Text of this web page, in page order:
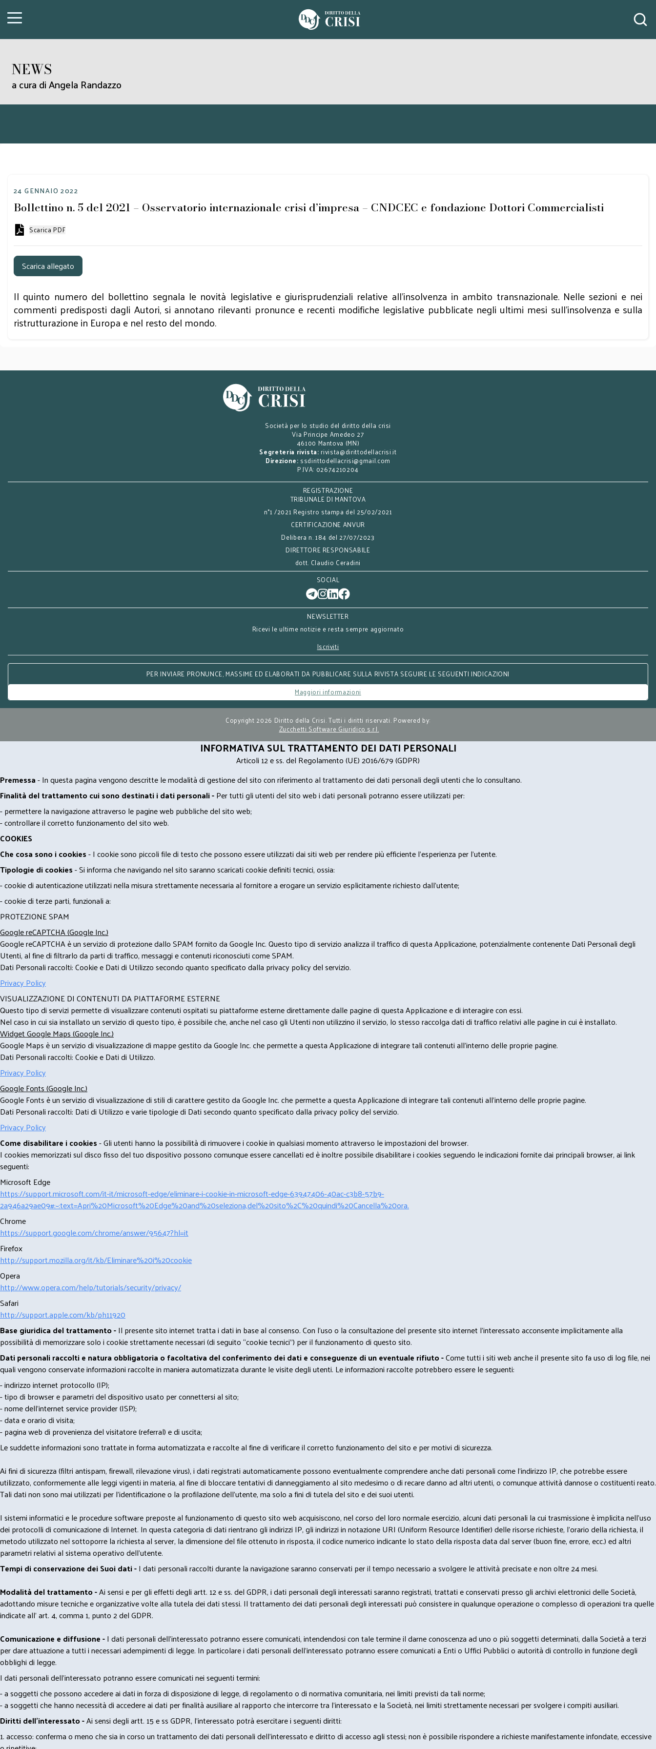
NEWS
a cura di Angela Randazzo
24 GENNAIO 2022
Bollettino n. 5 del 2021 – Osservatorio internazionale crisi d’impresa – CNDCEC e fondazione Dottori Commercialisti
Scarica PDF
Scarica allegato
Il quinto numero del bollettino segnala le novità legislative e giurisprudenziali relative all’insolvenza in ambito transnazionale. Nelle sezioni e nei
commenti predisposti dagli Autori, si annotano rilevanti pronunce e recenti modifiche legislative pubblicate negli ultimi mesi sull’insolvenza e sulla
ristrutturazione in Europa e nel resto del mondo.
Società per lo studio del diritto della crisi
Via Principe Amedeo 27
46100 Mantova (MN)
Segreteria rivista: rivista@dirittodellacrisi.it
Direzione: ssdirittodellacrisi@gmail.com
P.IVA: 02674210204
REGISTRAZIONE
TRIBUNALE DI MANTOVA
n°1 /2021 Registro stampa del 25/02/2021
CERTIFICAZIONE ANVUR
Delibera n. 184 del 27/07/2023
DIRETTORE RESPONSABILE
dott. Claudio Ceradini
SOCIAL
NEWSLETTER
Ricevi le ultime notizie e resta sempre aggiornato
Iscriviti
PER INVIARE PRONUNCE, MASSIME ED ELABORATI DA PUBBLICARE SULLA RIVISTA SEGUIRE LE SEGUENTI INDICAZIONI
Maggiori informazioni
Copyright 2026 Diritto della Crisi. Tutti i diritti riservati. Powered by:
Zucchetti Software Giuridico s.r.l.
INFORMATIVA SUL TRATTAMENTO DEI DATI PERSONALI
Articoli 12 e ss. del Regolamento (UE) 2016/679 (GDPR)
Premessa- In questa pagina vengono descritte le modalità di gestione del sito con riferimento al trattamento dei dati personali degli utenti che lo consultano.
Finalità del trattamento cui sono destinati i dati personali -Per tutti gli utenti del sito web i dati personali potranno essere utilizzati per:
- permettere la navigazione attraverso le pagine web pubbliche del sito web;
- controllare il corretto funzionamento del sito web.
COOKIES
Che cosa sono i cookies- I cookie sono piccoli file di testo che possono essere utilizzati dai siti web per rendere più efficiente l'esperienza per l'utente.
Tipologie di cookies- Si informa che navigando nel sito saranno scaricati cookie definiti tecnici, ossia:
- cookie di autenticazione utilizzati nella misura strettamente necessaria al fornitore a erogare un servizio esplicitamente richiesto dall'utente;
- cookie di terze parti, funzionali a:
PROTEZIONE SPAM
Google reCAPTCHA (Google Inc.)
Google reCAPTCHA è un servizio di protezione dallo SPAM fornito da Google Inc. Questo tipo di servizio analizza il traffico di questa Applicazione, potenzialmente contenente Dati Personali degli
Utenti, al fine di filtrarlo da parti di traffico, messaggi e contenuti riconosciuti come SPAM.
Dati Personali raccolti: Cookie e Dati di Utilizzo secondo quanto specificato dalla privacy policy del servizio.
Privacy Policy
VISUALIZZAZIONE DI CONTENUTI DA PIATTAFORME ESTERNE
Questo tipo di servizi permette di visualizzare contenuti ospitati su piattaforme esterne direttamente dalle pagine di questa Applicazione e di interagire con essi.
Nel caso in cui sia installato un servizio di questo tipo, è possibile che, anche nel caso gli Utenti non utilizzino il servizio, lo stesso raccolga dati di traffico relativi alle pagine in cui è installato.
Widget Google Maps (Google Inc.)
Google Maps è un servizio di visualizzazione di mappe gestito da Google Inc. che permette a questa Applicazione di integrare tali contenuti all'interno delle proprie pagine.
Dati Personali raccolti: Cookie e Dati di Utilizzo.
Privacy Policy
Google Fonts (Google Inc.)
Google Fonts è un servizio di visualizzazione di stili di carattere gestito da Google Inc. che permette a questa Applicazione di integrare tali contenuti all'interno delle proprie pagine.
Dati Personali raccolti: Dati di Utilizzo e varie tipologie di Dati secondo quanto specificato dalla privacy policy del servizio.
Privacy Policy
Come disabilitare i cookies- Gli utenti hanno la possibilità di rimuovere i cookie in qualsiasi momento attraverso le impostazioni del browser.
I cookies memorizzati sul disco fisso del tuo dispositivo possono comunque essere cancellati ed è inoltre possibile disabilitare i cookies seguendo le indicazioni fornite dai principali browser, ai link
seguenti:
Microsoft Edge
https://support.microsoft.com/it-it/microsoft-edge/eliminare-i-cookie-in-microsoft-edge-63947406-40ac-c3b8-57b9-
2a946a29ae09#:~:text=Apri%20Microsoft%20Edge%20and%20seleziona,del%20sito%2C%20quindi%20Cancella%20ora.
Chrome
https://support.google.com/chrome/answer/95647?hl=it
Firefox
http://support.mozilla.org/it/kb/Eliminare%20i%20cookie
Opera
http://www.opera.com/help/tutorials/security/privacy/
Safari
http://support.apple.com/kb/ph11920
Base giuridica del trattamento -Il presente sito internet tratta i dati in base al consenso. Con l'uso o la consultazione del presente sito internet l’interessato acconsente implicitamente alla
possibilità di memorizzare solo i cookie strettamente necessari (di seguito “cookie tecnici”) per il funzionamento di questo sito.
Dati personali raccolti e natura obbligatoria o facoltativa del conferimento dei dati e conseguenze di un eventuale rifiuto -Come tutti i siti web anche il presente sito fa uso di log file, nei
quali vengono conservate informazioni raccolte in maniera automatizzata durante le visite degli utenti. Le informazioni raccolte potrebbero essere le seguenti:
- indirizzo internet protocollo (IP);
- tipo di browser e parametri del dispositivo usato per connettersi al sito;
- nome dell'internet service provider (ISP);
- data e orario di visita;
- pagina web di provenienza del visitatore (referral) e di uscita;
Le suddette informazioni sono trattate in forma automatizzata e raccolte al fine di verificare il corretto funzionamento del sito e per motivi di sicurezza.
Ai fini di sicurezza (filtri antispam, firewall, rilevazione virus), i dati registrati automaticamente possono eventualmente comprendere anche dati personali come l'indirizzo IP, che potrebbe essere
utilizzato, conformemente alle leggi vigenti in materia, al fine di bloccare tentativi di danneggiamento al sito medesimo o di recare danno ad altri utenti, o comunque attività dannose o costituenti reato.
Tali dati non sono mai utilizzati per l'identificazione o la profilazione dell'utente, ma solo a fini di tutela del sito e dei suoi utenti.
I sistemi informatici e le procedure software preposte al funzionamento di questo sito web acquisiscono, nel corso del loro normale esercizio, alcuni dati personali la cui trasmissione è implicita nell'uso
dei protocolli di comunicazione di Internet. In questa categoria di dati rientrano gli indirizzi IP, gli indirizzi in notazione URI (Uniform Resource Identifier) delle risorse richieste, l'orario della richiesta, il
metodo utilizzato nel sottoporre la richiesta al server, la dimensione del file ottenuto in risposta, il codice numerico indicante lo stato della risposta data dal server (buon fine, errore, ecc.) ed altri
parametri relativi al sistema operativo dell'utente.
Tempi di conservazione dei Suoi dati -I dati personali raccolti durante la navigazione saranno conservati per il tempo necessario a svolgere le attività precisate e non oltre 24 mesi.
Modalità del trattamento -Ai sensi e per gli effetti degli artt. 12 e ss. del GDPR, i dati personali degli interessati saranno registrati, trattati e conservati presso gli archivi elettronici delle Società,
adottando misure tecniche e organizzative volte alla tutela dei dati stessi. Il trattamento dei dati personali degli interessati può consistere in qualunque operazione o complesso di operazioni tra quelle
indicate all' art. 4, comma 1, punto 2 del GDPR.
Comunicazione e diffusione -I dati personali dell’interessato potranno essere comunicati, intendendosi con tale termine il darne conoscenza ad uno o più soggetti determinati, dalla Società a terzi
per dare attuazione a tutti i necessari adempimenti di legge. In particolare i dati personali dell’interessato potranno essere comunicati a Enti o Uffici Pubblici o autorità di controllo in funzione degli
obblighi di legge.
I dati personali dell’interessato potranno essere comunicati nei seguenti termini:
- a soggetti che possono accedere ai dati in forza di disposizione di legge, di regolamento o di normativa comunitaria, nei limiti previsti da tali norme;
- a soggetti che hanno necessità di accedere ai dati per finalità ausiliare al rapporto che intercorre tra l’interessato e la Società, nei limiti strettamente necessari per svolgere i compiti ausiliari.
Diritti dell’interessato -Ai sensi degli artt. 15 e ss GDPR, l’interessato potrà esercitare i seguenti diritti:
1. accesso: conferma o meno che sia in corso un trattamento dei dati personali dell’interessato e diritto di accesso agli stessi; non è possibile rispondere a richieste manifestamente infondate, eccessive